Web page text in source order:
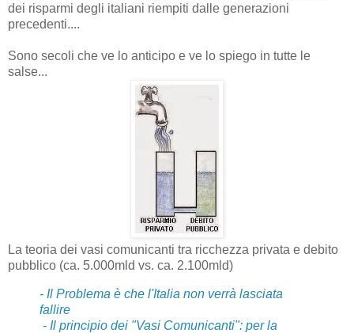
dei risparmi degli italiani riempiti dalle generazioni
precedenti....
Sono secoli che ve lo anticipo e ve lo spiego in tutte le
salse...
La teoria dei vasi comunicanti tra ricchezza privata e debito
pubblico (ca. 5.000mld vs. ca. 2.100mld)
- Il Problema è che l'Italia non verrà lasciata
fallire
- Il principio dei "Vasi Comunicanti": per la